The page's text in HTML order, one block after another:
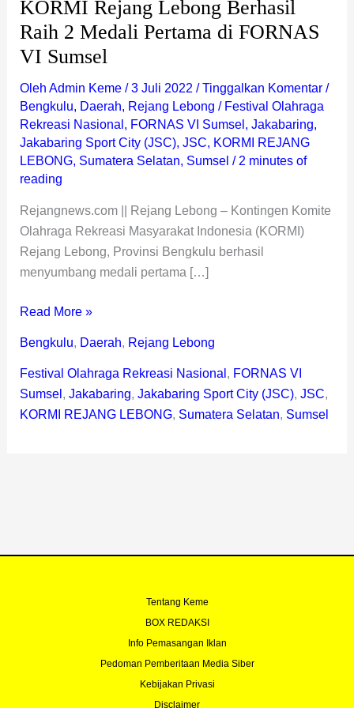
KORMI Rejang Lebong Berhasil
Raih 2 Medali Pertama di FORNAS
VI Sumsel
Oleh Admin Keme /3 Juli 2022 /Tinggalkan Komentar /
Bengkulu, Daerah, Rejang Lebong / Festival Olahraga
Rekreasi Nasional , FORNAS VI Sumsel , Jakabaring,
Jakabaring Sport City (JSC), JSC, KORMI REJANG
LEBONG, Sumatera Selatan, Sumsel / 2 minutes of
reading
Rejangnews.com || Rejang Lebong – Kontingen Komite
Olahraga Rekreasi Masyarakat Indonesia (KORMI)
Rejang Lebong, Provinsi Bengkulu berhasil
menyumbang medali pertama […]
VI
Sumsel
Read More »
Bengkulu, Daerah, Rejang Lebong
Festival Olahraga Rekreasi Nasional , FORNAS VI
Sumsel , Jakabaring, Jakabaring Sport City (JSC), JSC,
KORMI REJANG LEBONG, Sumatera Selatan, Sumsel
Tentang Keme
BOX REDAKSI
Info Pemasangan Iklan
Pedoman Pemberitaan Media Siber
Kebijakan Privasi
Disclaimer